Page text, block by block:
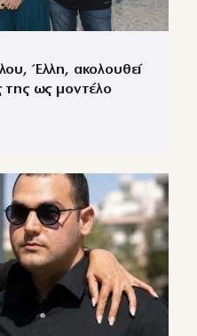
Έλλη, ακολουθεί
της ως μοντέλο